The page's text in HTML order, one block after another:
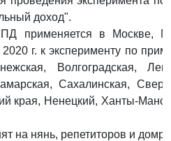
доход".
применяется в Москве,
г. к эксперименту по
Волгоградская,
Сахалинская,
края, Ненецкий, Ханты-
на нянь, репетиторов и